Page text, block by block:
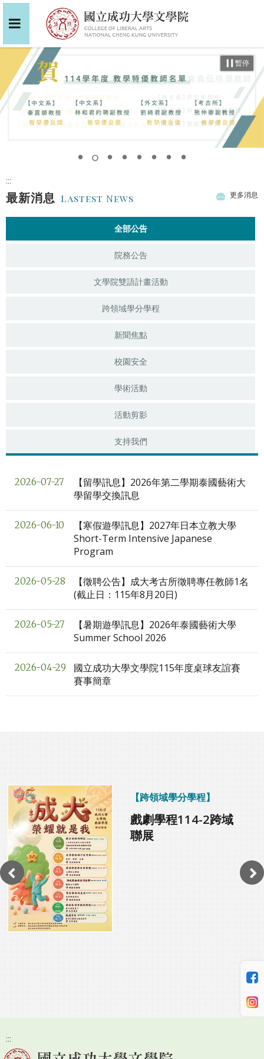
暫停
:::
最新消息 Lastest News 更多消息
全部公告
院務公告
文學院雙語計畫活動
跨領域學分學程
新聞焦點
校園安全
學術活動
活動剪影
支持我們
2026-07-27
【留學訊息】2026年第二學期泰國藝術大
學留學交換訊息
2026-06-10
【寒假遊學訊息】2027年日本立教大學
Short-Term Intensive Japanese
Program
2026-05-28
【徵聘公告】成大考古所徵聘專任教師1名
(截止日：115年8月20日)
2026-05-27
【暑期遊學訊息】2026年泰國藝術大學
Summer School 2026
2026-04-29
國立成功大學文學院115年度桌球友誼賽
賽事簡章
跨領域學分學程
戲劇學程114-2跨域
聯展
:::